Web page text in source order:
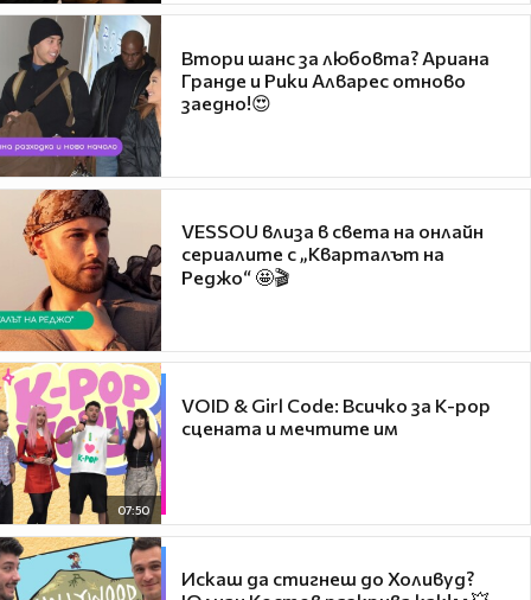
Втори шанс за любовта? Ариана
Гранде и Рики Алварес отново
заедно!😍
VESSOU влиза в света на онлайн
сериалите с „Кварталът на
Реджо“ 🤩🎬
07:50
VOID & Girl Code: Всичко за K-pop
сцената и мечтите им
Искаш да стигнеш до Холивуд?